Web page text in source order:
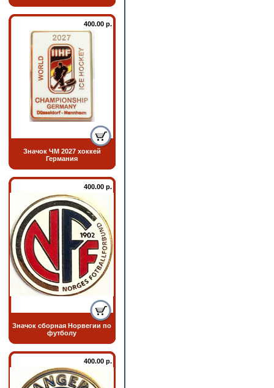
400.00 р.
Значок ЧМ 2027 хоккей
Германия
400.00 р.
Значок сборная Норвегии по
футболу
400.00 р.